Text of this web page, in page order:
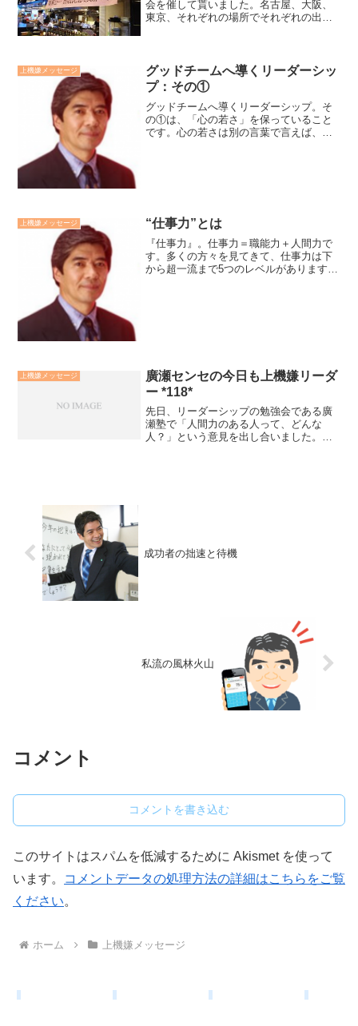
会を催して貰いました。名古屋、大阪、
東京、それぞれの場所でそれぞれの出会
ワーも感じました。・あり...
上機嫌メッセージ
グッドチームへ導くリーダーシッ
プ：その①
グッドチームへ導くリーダーシップ。そ
の①は、「心の若さ」を保っていること
です。心の若さは別の言葉で言えば、成
上機嫌メッセージ “仕事力”とは
『仕事力』。仕事力＝職能力＋人間力で
す。多くの方々を見てきて、仕事力は下
から超一流まで5つのレベルがあります。
上機嫌メッセージ
廣瀬センセの今日も上機嫌リーダ
ー *118*
先日、リーダーシップの勉強会である廣
瀬塾で「人間力のある人って、どんな
人？」という意見を出し合いました。皆
成功者の拙速と待機
私流の風林火山
コメント
コメントを書き込む
このサイトはスパムを低減するために Akismet を使って
います。
コメントデータの処理方法の詳細はこちらをご覧
ください。
ホーム 上機嫌メッセージ